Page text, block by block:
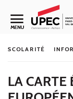
Aller au contenu
Navigation
MENU
SCOLARITÉ
LA CARTE